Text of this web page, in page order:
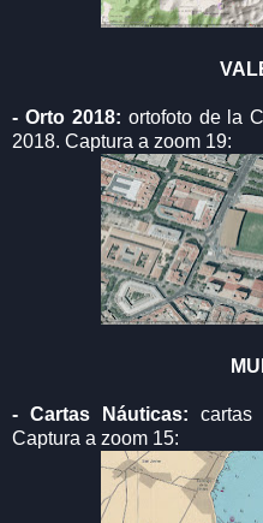
- Orto 2018: ortofoto de la
2018. Captura a zoom 19:
- Cartas Náuticas: cartas
Captura a zoom 15: